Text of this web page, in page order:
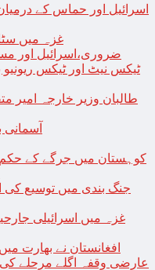
اسرائیل اور حماس کے
غزہ میں
ضروری،اسرائیل اور
ٹیکس نیٹ اور ٹیکس ریونیو
طالبان وزیر خارجہ امیر
آسمانی
جنگ بندی میں توسیع کی
غزہ میں اسرائیلی
افغانستان نے بھارت
عارضی وقفہ اگلے مرحلے کی